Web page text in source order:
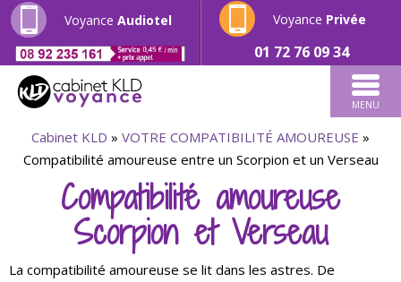
Voyance Audiotel Voyance Privée
01 72 76 09 34
MENU
Cabinet KLD » VOTRE COMPATIBILITÉ AMOUREUSE »
Compatibilité amoureuse entre un Scorpion et un Verseau
Compatibilité amoureuse
Scorpion et Verseau
La compatibilité amoureuse se lit dans les astres. De